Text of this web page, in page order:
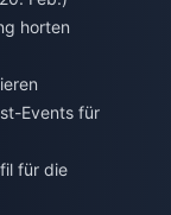
horten
Events für
für die